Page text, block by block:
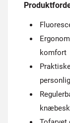
komfort